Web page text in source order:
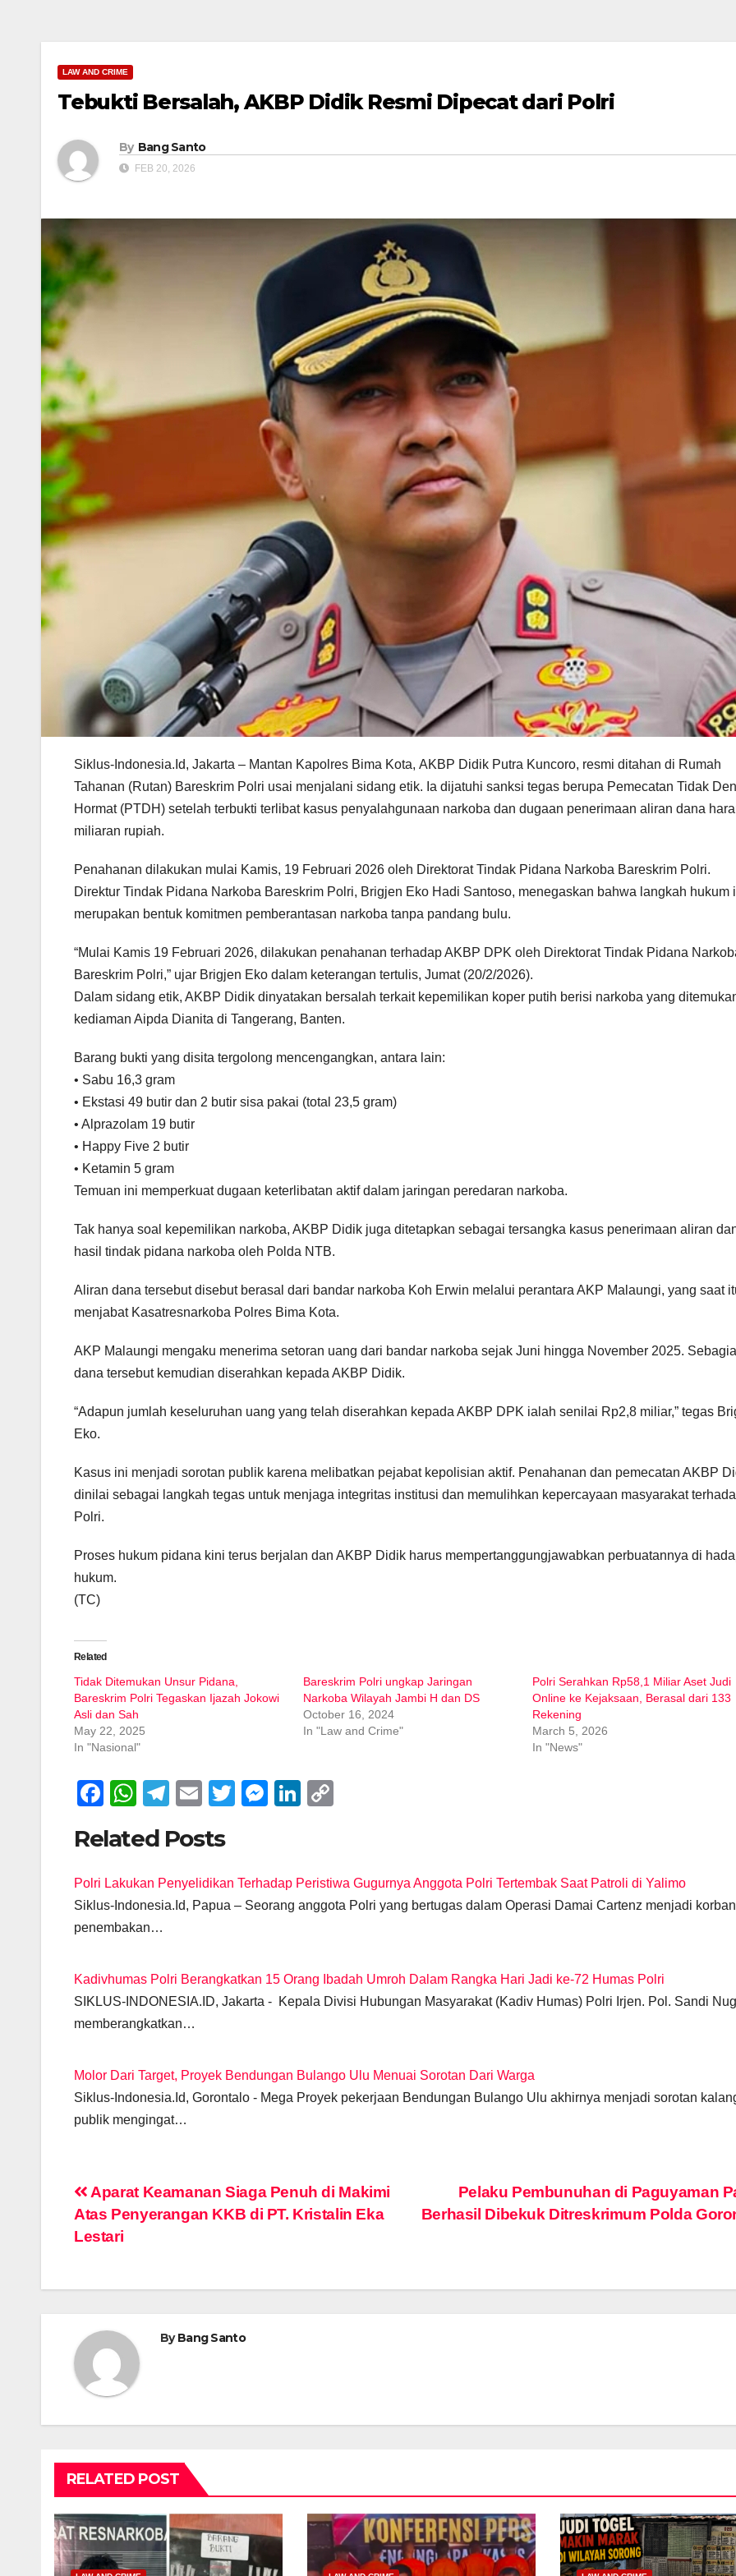
LAW AND CRIME
Tebukti Bersalah, AKBP Didik Resmi Dipecat dari Polri
By Bang Santo
FEB 20, 2026
Siklus-Indonesia.Id, Jakarta – Mantan Kapolres Bima Kota, AKBP Didik Putra Kuncoro, resmi ditahan di Rumah
Tahanan (Rutan) Bareskrim Polri usai menjalani sidang etik. Ia dijatuhi sanksi tegas berupa Pemecatan Tidak
Hormat (PTDH) setelah terbukti terlibat kasus penyalahgunaan narkoba dan dugaan penerimaan aliran dana
miliaran rupiah.
Penahanan dilakukan mulai Kamis, 19 Februari 2026 oleh Direktorat Tindak Pidana Narkoba Bareskrim Polri.
Direktur Tindak Pidana Narkoba Bareskrim Polri, Brigjen Eko Hadi Santoso, menegaskan bahwa langkah hukum
merupakan bentuk komitmen pemberantasan narkoba tanpa pandang bulu.
“Mulai Kamis 19 Februari 2026, dilakukan penahanan terhadap AKBP DPK oleh Direktorat Tindak Pidana
Bareskrim Polri,” ujar Brigjen Eko dalam keterangan tertulis, Jumat (20/2/2026).
Dalam sidang etik, AKBP Didik dinyatakan bersalah terkait kepemilikan koper putih berisi narkoba yang
kediaman Aipda Dianita di Tangerang, Banten.
Barang bukti yang disita tergolong mencengangkan, antara lain:
• Sabu 16,3 gram
• Ekstasi 49 butir dan 2 butir sisa pakai (total 23,5 gram)
• Alprazolam 19 butir
• Happy Five 2 butir
• Ketamin 5 gram
Temuan ini memperkuat dugaan keterlibatan aktif dalam jaringan peredaran narkoba.
Tak hanya soal kepemilikan narkoba, AKBP Didik juga ditetapkan sebagai tersangka kasus penerimaan aliran
hasil tindak pidana narkoba oleh Polda NTB.
Aliran dana tersebut disebut berasal dari bandar narkoba Koh Erwin melalui perantara AKP Malaungi, yang saat
menjabat Kasatresnarkoba Polres Bima Kota.
AKP Malaungi mengaku menerima setoran uang dari bandar narkoba sejak Juni hingga November 2025.
dana tersebut kemudian diserahkan kepada AKBP Didik.
“Adapun jumlah keseluruhan uang yang telah diserahkan kepada AKBP DPK ialah senilai Rp2,8 miliar,” tegas
Eko.
Kasus ini menjadi sorotan publik karena melibatkan pejabat kepolisian aktif. Penahanan dan pemecatan AKBP
dinilai sebagai langkah tegas untuk menjaga integritas institusi dan memulihkan kepercayaan masyarakat
Polri.
Proses hukum pidana kini terus berjalan dan AKBP Didik harus mempertanggungjawabkan perbuatannya di
hukum.
(TC)
Related
Tidak Ditemukan Unsur Pidana,
Bareskrim Polri Tegaskan Ijazah Jokowi
Asli dan Sah
May 22, 2025
In "Nasional"
Bareskrim Polri ungkap Jaringan
Narkoba Wilayah Jambi H dan DS
October 16, 2024
In "Law and Crime"
Polri Serahkan Rp58,1 Miliar Aset Judi
Online ke Kejaksaan, Berasal dari 133
Rekening
March 5, 2026
In "News"
F
c
e
b
o
k
W
at
s
A
p
T
e
gr
a
E
ail
T
er
M
e
n
Li
e
dI
y
Li
Related Posts
Polri Lakukan Penyelidikan Terhadap Peristiwa Gugurnya Anggota Polri Tertembak Saat Patroli di Yalimo
Siklus-Indonesia.Id, Papua – Seorang anggota Polri yang bertugas dalam Operasi Damai Cartenz menjadi korban
penembakan…
Kadivhumas Polri Berangkatkan 15 Orang Ibadah Umroh Dalam Rangka Hari Jadi ke-72 Humas Polri
SIKLUS-INDONESIA.ID, Jakarta - Kepala Divisi Hubungan Masyarakat (Kadiv Humas) Polri Irjen. Pol. Sandi
memberangkatkan…
Molor Dari Target, Proyek Bendungan Bulango Ulu Menuai Sorotan Dari Warga
Siklus-Indonesia.Id, Gorontalo - Mega Proyek pekerjaan Bendungan Bulango Ulu akhirnya menjadi sorotan
publik mengingat…
Post
navigation
Pelaku Pembunuhan di Paguyaman
Berhasil Dibekuk Ditreskrimum Polda
Aparat Keamanan Siaga Penuh di Makimi
Atas Penyerangan KKB di PT. Kristalin Eka
Lestari
ByBang Santo
RELATED POST